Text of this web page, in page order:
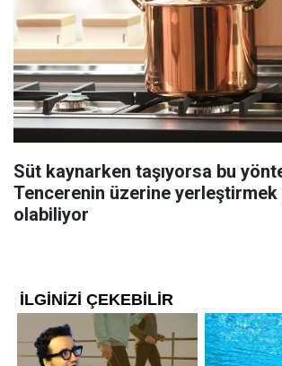
Süt kaynarken taşıyorsa bu
Tencerenin üzerine
olabiliyor